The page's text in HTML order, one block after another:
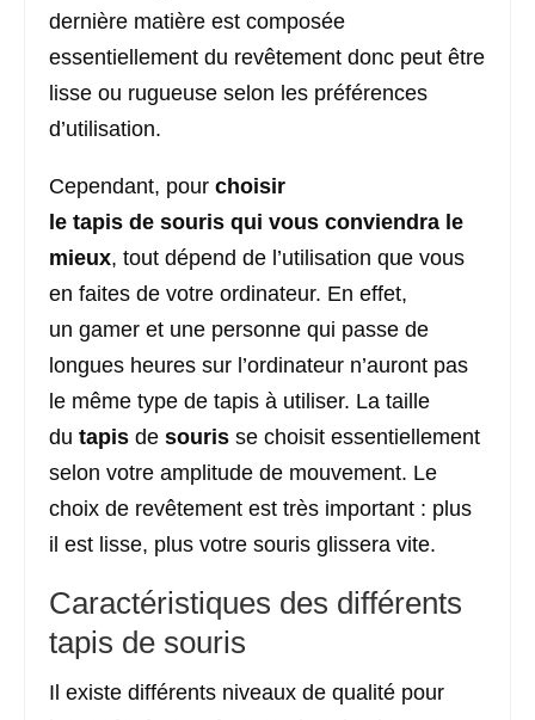
dernière matière est composée
essentiellement du revêtement donc peut être
lisse ou rugueuse selon les préférences
d’utilisation.
Cependant, pour choisir
le tapis de souris qui vous conviendra le
mieux, tout dépend de l’utilisation que vous
en faites de votre ordinateur. En effet,
un gamer et une personne qui passe de
longues heures sur l’ordinateur n’auront pas
le même type de tapis à utiliser. La taille
du tapis de souris se choisit essentiellement
selon votre amplitude de mouvement. Le
choix de revêtement est très important : plus
il est lisse, plus votre souris glissera vite.
Caractéristiques des différents
tapis de souris
Il existe différents niveaux de qualité pour